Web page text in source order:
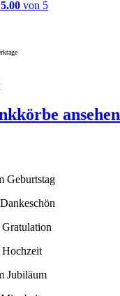
5.00 von 5
ansehen
Geburtstag
Hochzeit
Jubiläum